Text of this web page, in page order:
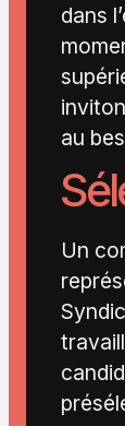
dans
au
Un